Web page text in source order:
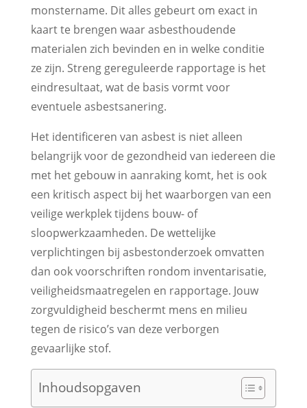
monstername. Dit alles gebeurt om exact in
kaart te brengen waar asbesthoudende
materialen zich bevinden en in welke conditie
ze zijn. Streng gereguleerde rapportage is het
eindresultaat, wat de basis vormt voor
eventuele asbestsanering.
Het identificeren van asbest is niet alleen
belangrijk voor de gezondheid van iedereen die
met het gebouw in aanraking komt, het is ook
een kritisch aspect bij het waarborgen van een
veilige werkplek tijdens bouw- of
sloopwerkzaamheden. De wettelijke
verplichtingen bij asbestonderzoek omvatten
dan ook voorschriften rondom inventarisatie,
veiligheidsmaatregelen en rapportage. Jouw
zorgvuldigheid beschermt mens en milieu
tegen de risico’s van deze verborgen
gevaarlijke stof.
Inhoudsopgaven